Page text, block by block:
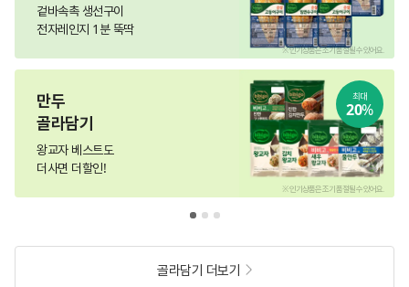
겉바속촉 생선구이
전자레인지 1분 뚝딱
※ 인기상품은 조기 품절될 수 있어요.
최대
20%
만두
골라담기
왕교자 베스트도
더사면 더할인!
※ 인기상품은 조기 품절될 수 있어요.
골라담기 더보기